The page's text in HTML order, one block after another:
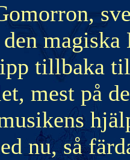
tillbaka
mest på
nu, så